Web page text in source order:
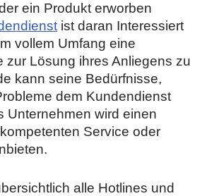
ein Produkt erworben
ist daran Interessiert
vollem Umfang eine
zur Lösung ihres Anliegens zu
kann seine Bedürfnisse,
dem Kundendienst
Unternehmen wird einen
Service oder
alle Hotlines und